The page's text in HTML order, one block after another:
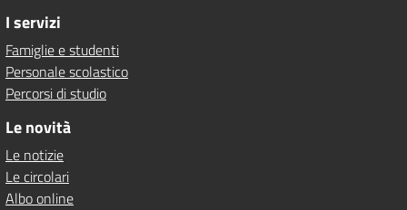
I servizi
Famiglie e studenti
Personale scolastico
Percorsi di studio
Le novità
Le notizie
Le circolari
Albo online